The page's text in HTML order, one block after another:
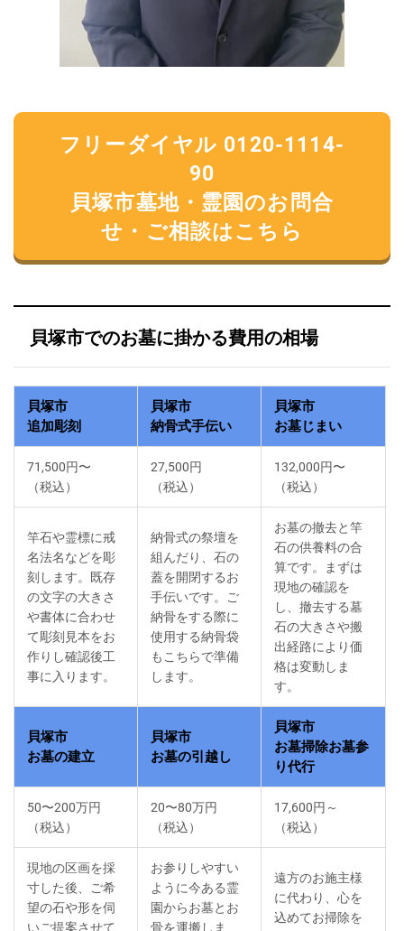
フリーダイヤル 0120-1114-
90
貝塚市墓地・霊園のお問合
せ・ご相談はこちら
貝塚市でのお墓に掛かる費用の相場
貝塚市
追加彫刻
貝塚市
納骨式手伝い
貝塚市
お墓じまい
71,500円〜
（税込）
27,500円
（税込）
132,000円〜
（税込）
竿石や霊標に戒
名法名などを彫
刻します。既存
の文字の大きさ
や書体に合わせ
て彫刻見本をお
作りし確認後工
事に入ります。
納骨式の祭壇を
組んだり、石の
蓋を開閉するお
手伝いです。ご
納骨をする際に
使用する納骨袋
もこちらで準備
します。
お墓の撤去と竿
石の供養料の合
算です。まずは
現地の確認を
し、撤去する墓
石の大きさや搬
出経路により価
格は変動しま
す。
貝塚市
お墓の建立
貝塚市
お墓の引越し
貝塚市
お墓掃除お墓参
り代行
50〜200万円
（税込）
20〜80万円
（税込）
17,600円～
（税込）
現地の区画を採
寸した後、ご希
望の石や形を伺
いご提案させて
お参りしやすい
ように今ある霊
園からお墓とお
骨を運搬しま
遠方のお施主様
に代わり、心を
込めてお掃除を